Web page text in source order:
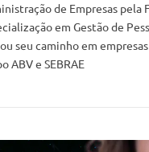
de Empresas pela
em Gestão de
seu caminho em
ABV e SEBRAE